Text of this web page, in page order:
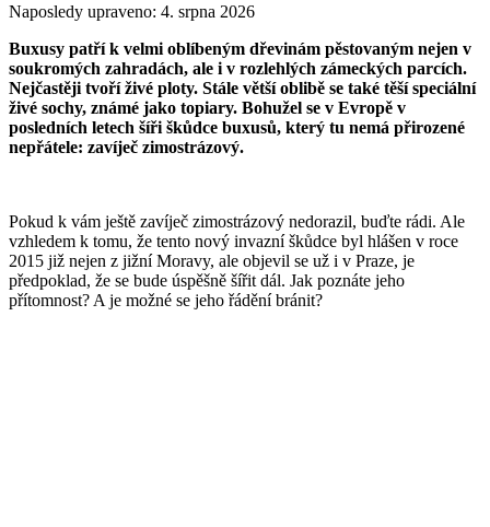
Naposledy upraveno: 4. srpna 2026
Buxusy patří k velmi oblíbeným dřevinám pěstovaným nejen v
soukromých zahradách, ale i v rozlehlých zámeckých parcích.
Nejčastěji tvoří živé ploty. Stále větší oblibě se také těší speciální
živé sochy, známé jako topiary. Bohužel se v Evropě v
posledních letech šíři škůdce buxusů, který tu nemá přirozené
nepřátele: zavíječ zimostrázový.
Pokud k vám ještě zavíječ zimostrázový nedorazil, buďte rádi. Ale
vzhledem k tomu, že tento nový invazní škůdce byl hlášen v roce
2015 již nejen z jižní Moravy, ale objevil se už i v Praze, je
předpoklad, že se bude úspěšně šířit dál. Jak poznáte jeho
přítomnost? A je možné se jeho řádění bránit?